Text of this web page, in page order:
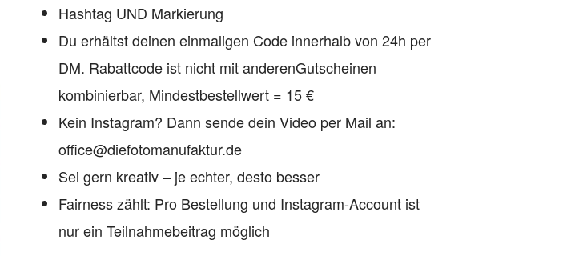
Hashtag UND Markierung
Du erhältst deinen einmaligen Code innerhalb von 24h per
DM. Rabattcode ist nicht mit anderenGutscheinen
kombinierbar, Mindestbestellwert = 15 €
Kein Instagram? Dann sende dein Video per Mail an:
office@diefotomanufaktur.de
Sei gern kreativ – je echter, desto besser
Fairness zählt: Pro Bestellung und Instagram-Account ist
nur ein Teilnahmebeitrag möglich